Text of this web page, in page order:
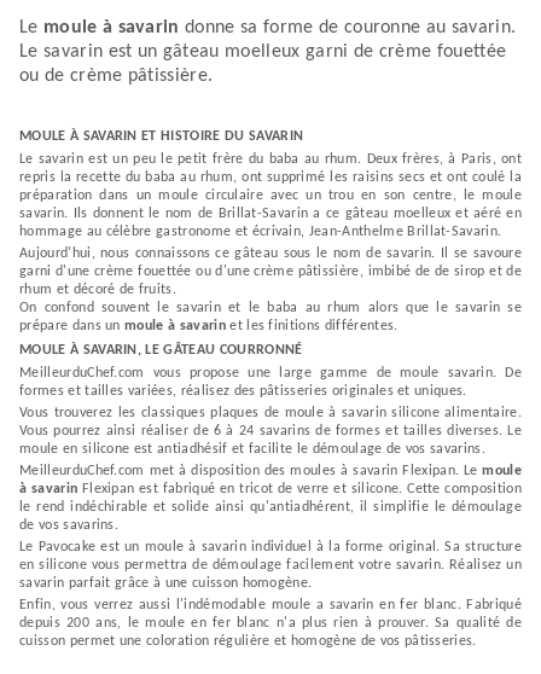
Le moule à savarin donne sa forme de couronne au savarin.
Le savarin est un gâteau moelleux garni de crème fouettée
ou de crème pâtissière.
MOULE À SAVARIN ET HISTOIRE DU SAVARIN
Le savarin est un peu le petit frère du baba au rhum. Deux frères, à Paris, ont
repris la recette du baba au rhum, ont supprimé les raisins secs et ont coulé la
préparation dans un moule circulaire avec un trou en son centre, le moule
savarin. Ils donnent le nom de Brillat-Savarin a ce gâteau moelleux et aéré en
hommage au célèbre gastronome et écrivain, Jean-Anthelme Brillat-Savarin.
Aujourd'hui, nous connaissons ce gâteau sous le nom de savarin. Il se savoure
garni d'une crème fouettée ou d'une crème pâtissière, imbibé de de sirop et de
rhum et décoré de fruits.
On confond souvent le savarin et le baba au rhum alors que le savarin se
prépare dans unmoule à savarinet les finitions différentes.
MOULE À SAVARIN, LE GÂTEAU COURRONNÉ
MeilleurduChef.com vous propose une large gamme de moule savarin. De
formes et tailles variées, réalisez des pâtisseries originales et uniques.
Vous trouverez les classiques plaques de moule à savarin silicone alimentaire.
Vous pourrez ainsi réaliser de 6 à 24 savarins de formes et tailles diverses. Le
moule en silicone est antiadhésif et facilite le démoulage de vos savarins.
MeilleurduChef.com met à disposition des moules à savarin Flexipan. Lemoule
à savarin Flexipan est fabriqué en tricot de verre et silicone. Cette composition
le rend indéchirable et solide ainsi qu'antiadhérent, il simplifie le démoulage
de vos savarins.
Le Pavocake est un moule à savarin individuel à la forme original. Sa structure
en silicone vous permettra de démoulage facilement votre savarin. Réalisez un
savarin parfait grâce à une cuisson homogène.
Enfin, vous verrez aussi l'indémodable moule a savarin en fer blanc. Fabriqué
depuis 200 ans, le moule en fer blanc n'a plus rien à prouver. Sa qualité de
cuisson permet une coloration régulière et homogène de vos pâtisseries.